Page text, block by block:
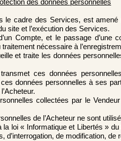
des données personnelles
le cadre des Services, est
site et l’exécution des Services.
Compte, et le passage d’une
traitement nécessaire à
et traite les données
ces données
données personnelles à ses
collectées par le
de l’Acheteur ne sont
la loi « Informatique et Libertés »
d’interrogation, de modification,